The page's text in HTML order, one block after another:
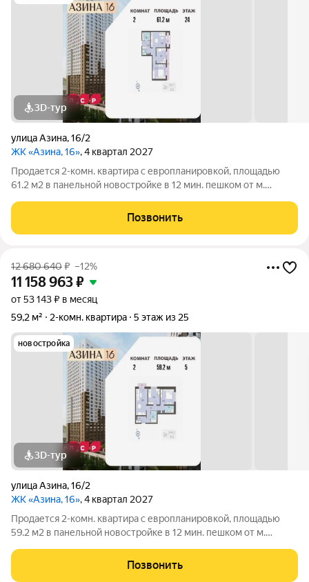
3D-тур
улица Азина,16/2
ЖК «Азина, 16», 4 квартал 2027
Продается 2-комн. квартира с европланировкой, площадью
61.2 м2 в панельной новостройке в 12 мин. пешком от м.
ипотечных средств, есть военная ипотека. Жилая площадь 24.6
м2, кухня 16.8 м2, отделка
Позвонить
12 680 640₽ –12%
11 158 963₽
от 53 143 ₽ в месяц
59,2 м²
2-комн. квартира 5 этаж из 25
новостройка
3D-тур
улица Азина,16/2
ЖК «Азина, 16», 4 квартал 2027
Продается 2-комн. квартира с европланировкой, площадью
59.2 м2 в панельной новостройке в 12 мин. пешком от м.
ипотечных средств, есть военная ипотека. Жилая площадь 24.1
м2, кухня 16.8 м2, отделка
Позвонить